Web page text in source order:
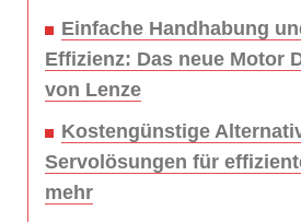
Einfache Handhabung
Effizienz: Das neue Motor
von Lenze
Kostengünstige
Servolösungen für
mehr